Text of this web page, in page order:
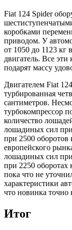
Fiat 124 Spider
коробками
приводом. У
от 1050 до 1123 кг
двигатель. Все эти
подарят массу
Двигателем Fiat
турбированная
сантиметров.
турбокомпрессор
количество
лошадиных сил
при 2500 оборотов
европейского
лошадиных сил
при 2250 оборотах
пока что не
характеристики
что новинка точно
Итог